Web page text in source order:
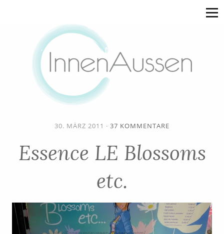
30. MÄRZ 2011 · 37 KOMMENTARE
Essence LE Blossoms
etc.